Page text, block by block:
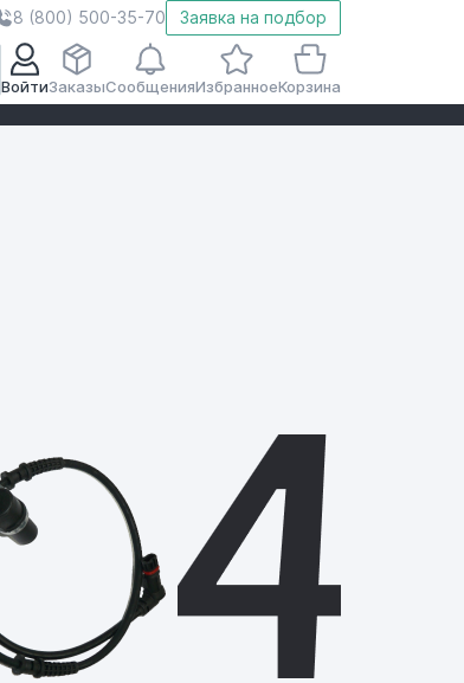
8 (800) 500-35-70 Заявка на подбор
ВойтиЗаказыСообщенияИзбранноеКорзина